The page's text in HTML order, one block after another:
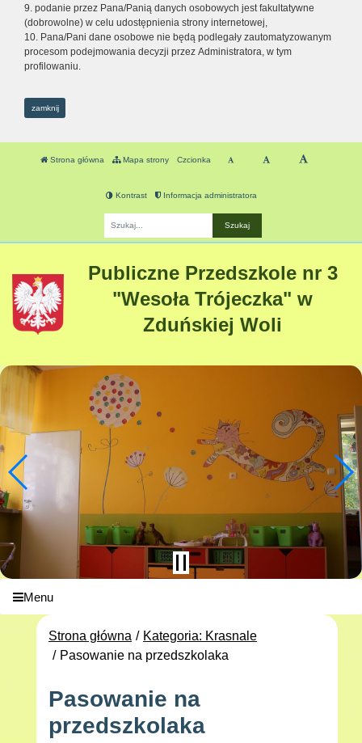
9. podanie przez Pana/Panią danych osobowych jest fakultatywne
(dobrowolne) w celu udostępnienia strony internetowej,
10. Pana/Pani dane osobowe nie będą podlegały zautomatyzowanym
procesom podejmowania decyzji przez Administratora, w tym
profilowaniu.
zamknij
Strona główna Mapa strony Czcionka
Kontrast Informacja administratora
Publiczne Przedszkole nr 3
"Wesoła Trójeczka" w
Zduńskiej Woli
Menu
Strona główna
Kategoria: Krasnale
Pasowanie na przedszkolaka
Pasowanie na
przedszkolaka